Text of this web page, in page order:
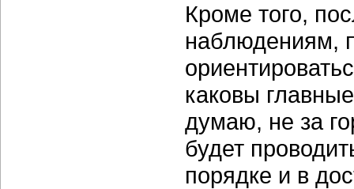
Кроме того,
наблюдениям,
каковы
думаю, не за
будет
порядке и в